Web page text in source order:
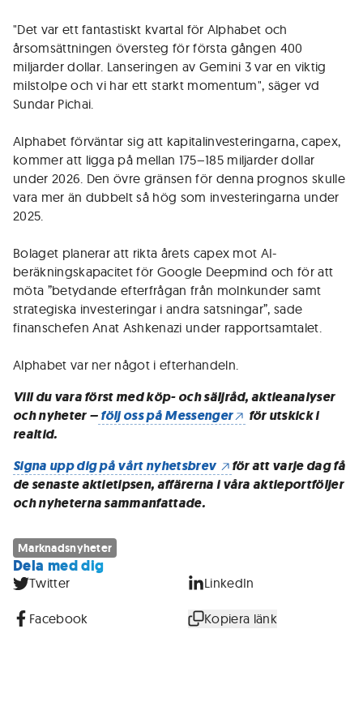
"Det var ett fantastiskt kvartal för Alphabet och
årsomsättningen översteg för första gången 400
miljarder dollar. Lanseringen av Gemini 3 var en viktig
milstolpe och vi har ett starkt momentum", säger vd
Sundar Pichai.
Alphabet förväntar sig att kapitalinvesteringarna, capex,
kommer att ligga på mellan 175–185 miljarder dollar
under 2026. Den övre gränsen för denna prognos skulle
vara mer än dubbelt så hög som investeringarna under
2025.
Bolaget planerar att rikta årets capex mot AI-
beräkningskapacitet för Google Deepmind och för att
möta ”betydande efterfrågan från molnkunder samt
strategiska investeringar i andra satsningar”, sade
finanschefen Anat Ashkenazi under rapportsamtalet.
Alphabet var ner något i efterhandeln.
Vill du vara först med köp- och säljråd, aktieanalyser
och nyheter –följ oss på Messenger
för utskick i
realtid.
Signa upp dig på vårt nyhetsbrev
för att varje dag få
de senaste aktietipsen, affärerna i våra aktieportföljer
och nyheterna sammanfattade.
Marknadsnyheter
Dela med dig
Twitter LinkedIn
Facebook Kopiera länk